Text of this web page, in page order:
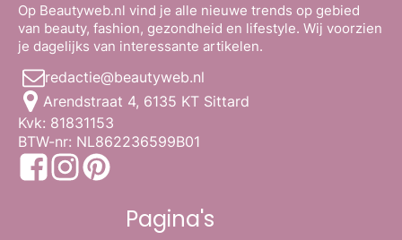
Op Beautyweb.nl vind je alle nieuwe trends op gebied
van beauty, fashion, gezondheid en lifestyle. Wij voorzien
je dagelijks van interessante artikelen.
redactie@beautyweb.nl
Arendstraat 4, 6135 KT Sittard
Kvk: 81831153
BTW-nr: NL862236599B01
Pagina's